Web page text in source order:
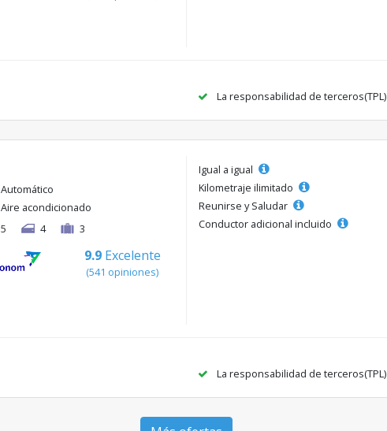
La responsabilidad de terceros(TPL)
Automático
Aire acondicionado
5
4 3
9.9 Excelente
(541 opiniones)
Igual a igual
Kilometraje ilimitado
Reunirse y Saludar
Conductor adicional incluido
La responsabilidad de terceros(TPL)